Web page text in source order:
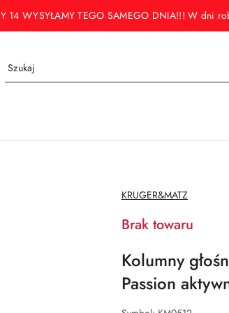
14 WYSYŁAMY TEGO SAMEGO DNIA!!! W dni
NAZWA
PRODUCENTA:
KRUGER&MATZ
Brak towaru
Kolumny
Passion